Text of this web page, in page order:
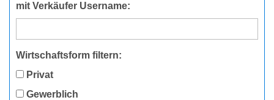
mit Verkäufer Username:
Wirtschaftsform filtern:
Privat
Gewerblich